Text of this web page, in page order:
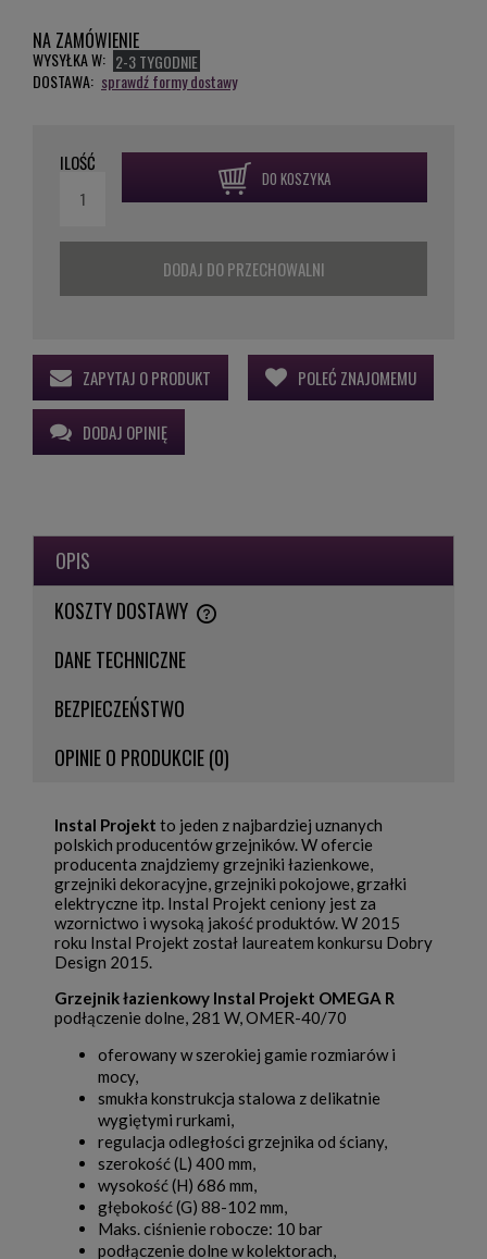
NA ZAMÓWIENIE
WYSYŁKA W: 2-3 TYGODNIE
DOSTAWA: sprawdź formy dostawy
ILOŚĆ
DO KOSZYKA
DODAJ DO PRZECHOWALNI
ZAPYTAJ O PRODUKT POLEĆ ZNAJOMEMU
DODAJ OPINIĘ
OPIS
KOSZTY DOSTAWY
CENA NIE ZAWIERA EWENTUALNYCH KOSZTÓW PŁATNOŚCI
DANE TECHNICZNE
BEZPIECZEŃSTWO
OPINIE O PRODUKCIE (0)
Instal Projekt to jeden z najbardziej uznanych
polskich producentów grzejników. W ofercie
producenta znajdziemy grzejniki łazienkowe,
grzejniki dekoracyjne, grzejniki pokojowe, grzałki
elektryczne itp. Instal Projekt ceniony jest za
wzornictwo i wysoką jakość produktów. W 2015
roku Instal Projekt został laureatem konkursu Dobry
Design 2015.
Grzejnik łazienkowy Instal Projekt OMEGA R
podłączenie dolne, 281 W, OMER-40/70
oferowany w szerokiej gamie rozmiarów i
mocy,
smukła konstrukcja stalowa z delikatnie
wygiętymi rurkami,
regulacja odległości grzejnika od ściany,
szerokość (L) 400 mm,
wysokość (H) 686 mm,
głębokość (G) 88-102 mm,
Maks. ciśnienie robocze: 10 bar
podłączenie dolne w kolektorach,